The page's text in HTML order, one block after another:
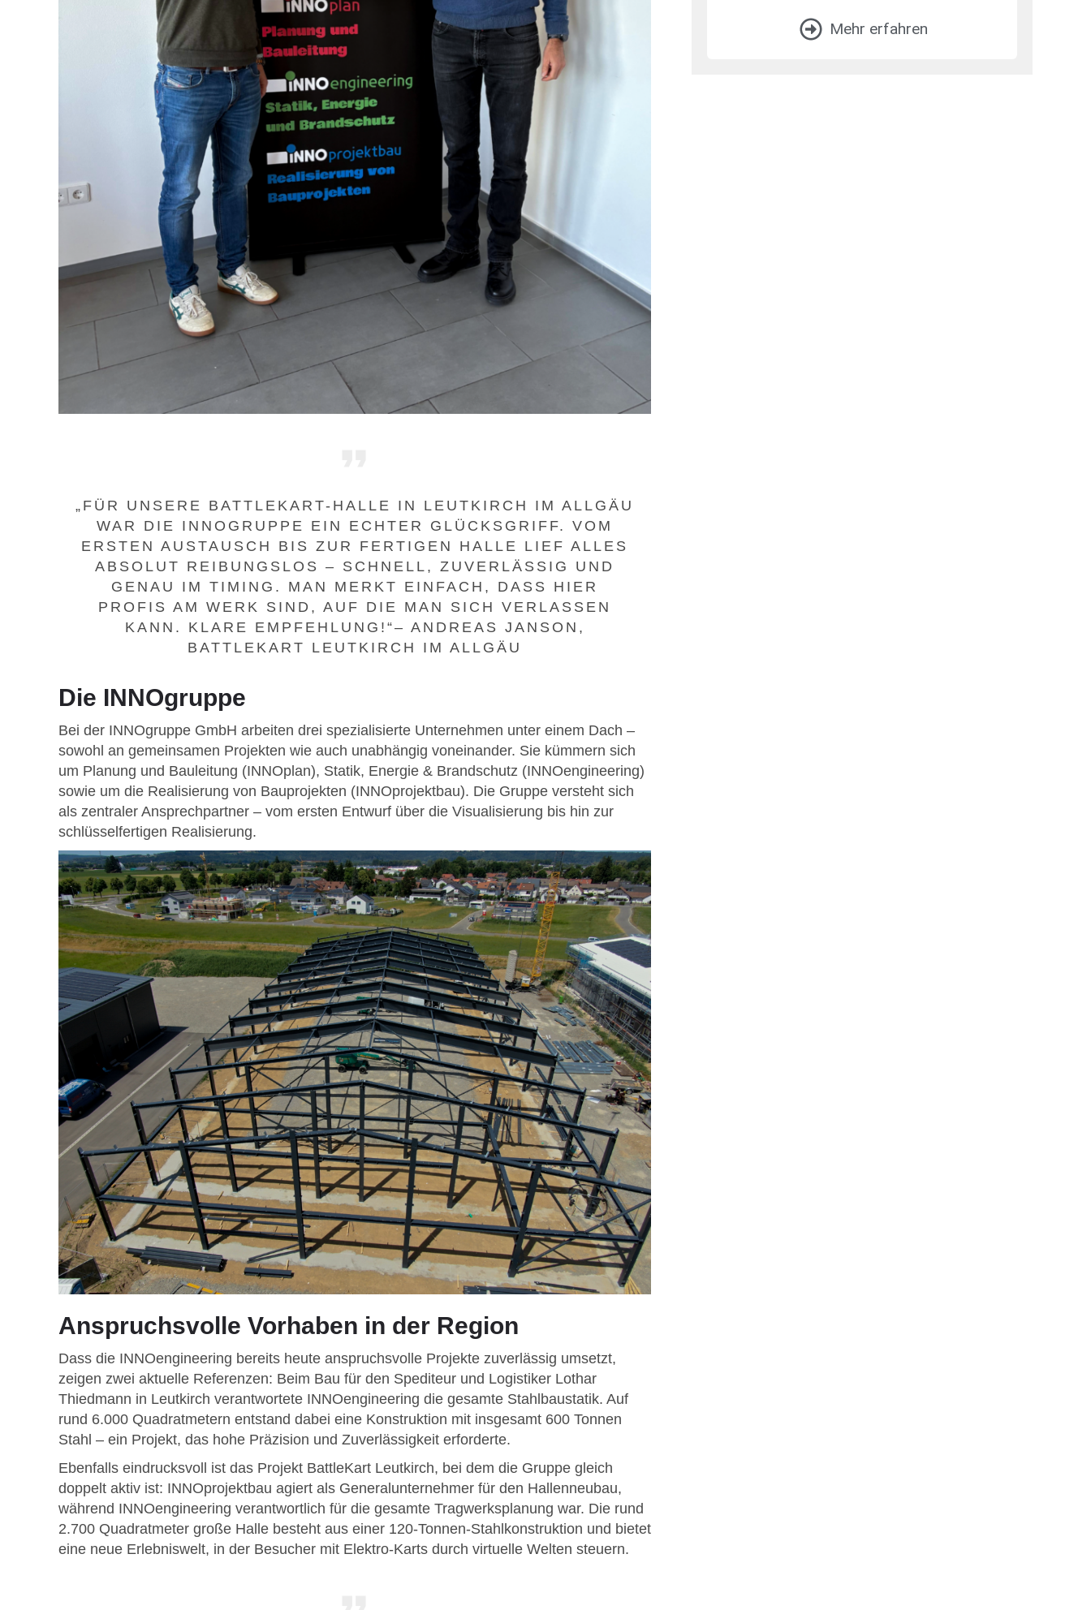
„FÜR UNSERE BATTLEKART-HALLE IN LEUTKIRCH IM ALLGÄU
WAR DIE INNOGRUPPE EIN ECHTER GLÜCKSGRIFF. VOM
ERSTEN AUSTAUSCH BIS ZUR FERTIGEN HALLE LIEF ALLES
ABSOLUT REIBUNGSLOS – SCHNELL, ZUVERLÄSSIG UND
GENAU IM TIMING. MAN MERKT EINFACH, DASS HIER
PROFIS AM WERK SIND, AUF DIE MAN SICH VERLASSEN
KANN. KLARE EMPFEHLUNG!“– ANDREAS JANSON,
BATTLEKART LEUTKIRCH IM ALLGÄU
Die INNOgruppe
Bei der INNOgruppe GmbH arbeiten drei spezialisierte Unternehmen unter einem Dach –
sowohl an gemeinsamen Projekten wie auch unabhängig voneinander. Sie kümmern sich
um Planung und Bauleitung (INNOplan), Statik, Energie & Brandschutz (INNOengineering)
sowie um die Realisierung von Bauprojekten (INNOprojektbau). Die Gruppe versteht sich
als zentraler Ansprechpartner – vom ersten Entwurf über die Visualisierung bis hin zur
schlüsselfertigen Realisierung.
Anspruchsvolle Vorhaben in der Region
Dass die INNOengineering bereits heute anspruchsvolle Projekte zuverlässig umsetzt,
zeigen zwei aktuelle Referenzen: Beim Bau für den Spediteur und Logistiker Lothar
Thiedmann in Leutkirch verantwortete INNOengineering die gesamte Stahlbaustatik. Auf
rund 6.000 Quadratmetern entstand dabei eine Konstruktion mit insgesamt 600 Tonnen
Stahl – ein Projekt, das hohe Präzision und Zuverlässigkeit erforderte.
Ebenfalls eindrucksvoll ist das Projekt BattleKart Leutkirch, bei dem die Gruppe gleich
doppelt aktiv ist: INNOprojektbau agiert als Generalunternehmer für den Hallenneubau,
während INNOengineering verantwortlich für die gesamte Tragwerksplanung war. Die rund
2.700 Quadratmeter große Halle besteht aus einer 120-Tonnen-Stahlkonstruktion und bietet
eine neue Erlebniswelt, in der Besucher mit Elektro-Karts durch virtuelle Welten steuern.
Mehr erfahren